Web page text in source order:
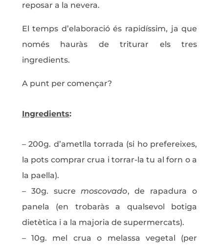
reposar a la nevera.
El temps d’elaboració és rapidíssim, ja que
només hauràs de triturar els tres
ingredients.
A punt per començar?
Ingredients:
– 200g. d’ametlla torrada (si ho prefereixes,
la pots comprar crua i torrar-la tu al forn o a
la paella).
– 30g. sucre moscovado, de rapadura o
panela (en trobaràs a qualsevol botiga
dietètica i a la majoria de supermercats).
– 10g. mel crua o melassa vegetal (per